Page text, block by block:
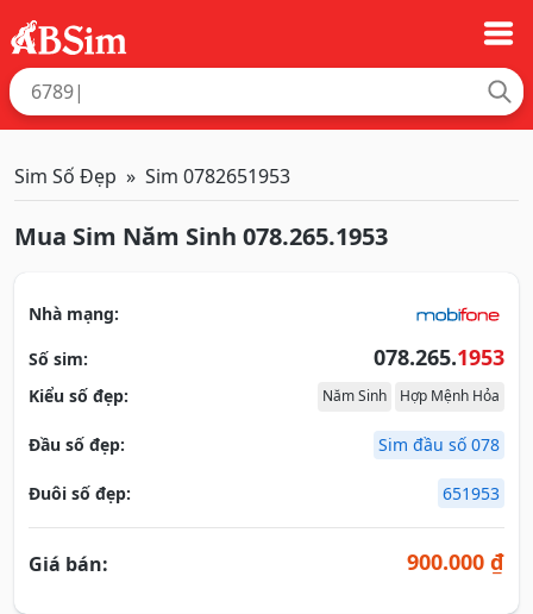
Sim Số Đẹp Sim 0782651953
Mua Sim Năm Sinh 078.265.1953
Nhà mạng:
Số sim:
078.265.1953
Kiểu số đẹp: Năm Sinh Hợp Mệnh Hỏa
Đầu số đẹp: Sim đầu số 078
Đuôi số đẹp: 651953
Giá bán: 900.000 ₫